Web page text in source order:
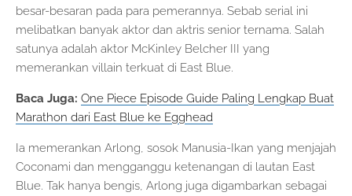
besar-besaran pada para pemerannya. Sebab serial ini
melibatkan banyak aktor dan aktris senior ternama. Salah
satunya adalah aktor McKinley Belcher III yang
memerankan villain terkuat di East Blue.
Baca Juga: One Piece Episode Guide Paling Lengkap Buat
Marathon dari East Blue ke Egghead
Ia memerankan Arlong, sosok Manusia-Ikan yang menjajah
Coconami dan mengganggu ketenangan di lautan East
Blue. Tak hanya bengis, Arlong juga digambarkan sebagai